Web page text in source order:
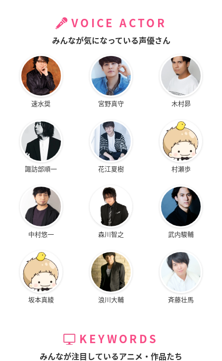
VOICE ACTOR
みんなが気になっている声優さん
速水奨 宮野真守 木村昴
諏訪部順一 花江夏樹 村瀬歩
中村悠一 森川智之 武内駿輔
坂本真綾 浪川大輔 斉藤壮馬
KEYWORDS
みんなが注目しているアニメ・作品たち